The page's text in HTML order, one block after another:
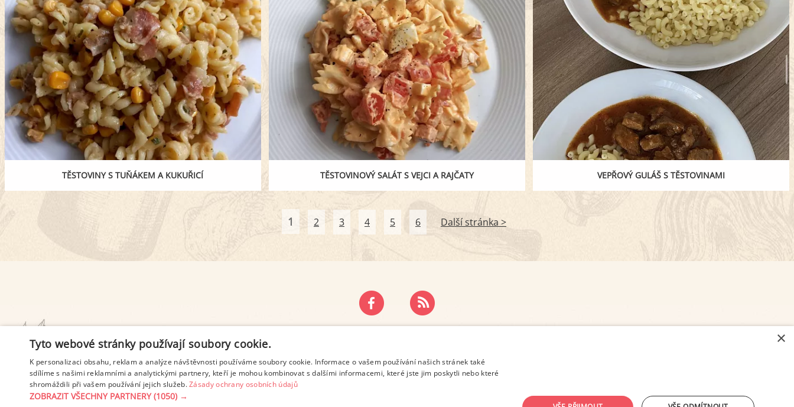
TĚSTOVINY S TUŇÁKEM A KUKUŘICÍ TĚSTOVINOVÝ SALÁT S VEJCI A RAJČATY VEPŘOVÝ GULÁŠ S TĚSTOVINAMI
1 2 3 4 5 6 Další stránka >
PODMÍNKY UŽITÍ ZÁSADY OCHRANY OSOBNÍCH ÚDAJŮ ×
Tyto webové stránky používají soubory cookie.
K personalizaci obsahu, reklam a analýze návštěvnosti používáme soubory cookie. Informace o vašem používání našich stránek také
sdílíme s našimi reklamními a analytickými partnery, kteří je mohou kombinovat s dalšími informacemi, které jste jim poskytli nebo které
shromáždili při vašem používání jejich služeb.Zásady ochrany osobních údajů
ZOBRAZIT VŠECHNY PARTNERY(1050) →